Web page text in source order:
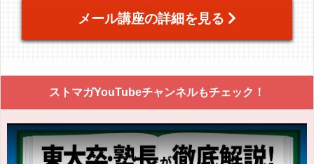
メール講座の詳細を見る
ストマガYouTubeチャンネルもチェック！